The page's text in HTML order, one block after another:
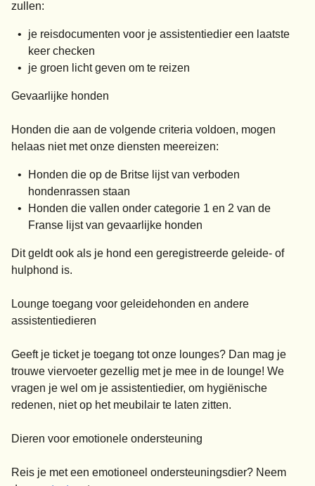
zullen:
je reisdocumenten voor je assistentiedier een laatste
keer checken
je groen licht geven om te reizen
Gevaarlijke honden
Honden die aan de volgende criteria voldoen, mogen
helaas niet met onze diensten meereizen:
Honden die op de Britse lijst van verboden
hondenrassen staan
Honden die vallen onder categorie 1 en 2 van de
Franse lijst van gevaarlijke honden
Dit geldt ook als je hond een geregistreerde geleide- of
hulphond is.
Lounge toegang voor geleidehonden en andere
assistentiedieren
Geeft je ticket je toegang tot onze lounges? Dan mag je
trouwe viervoeter gezellig met je mee in de lounge! We
vragen je wel om je assistentiedier, om hygiënische
redenen, niet op het meubilair te laten zitten.
Dieren voor emotionele ondersteuning
Reis je met een emotioneel ondersteuningsdier? Neem